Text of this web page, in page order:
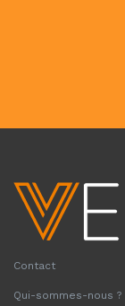
Contact
Qui-sommes-nous ?